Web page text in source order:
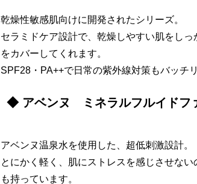
乾燥性敏感肌向けに開発されたシリーズ。
セラミドケア設計で、乾燥しやすい肌をし
をカバーしてくれます。
SPF28・PA++で日常の紫外線対策もバッチリ
◆ アベンヌ ミネラルフルイドフ
アベンヌ温泉水を使用した、超低刺激設計。
とにかく軽く、肌にストレスを感じさせな
も持っています。